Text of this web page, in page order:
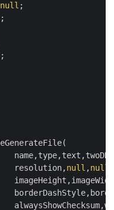
null
				resolution,
null ,null